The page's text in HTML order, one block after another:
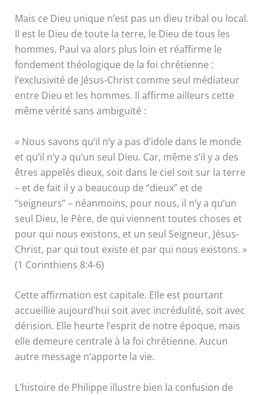
Mais ce Dieu unique n’est pas un dieu tribal ou local.
Il est le Dieu de toute la terre, le Dieu de tous les
hommes. Paul va alors plus loin et réaffirme le
fondement théologique de la foi chrétienne :
l’exclusivité de Jésus-Christ comme seul médiateur
entre Dieu et les hommes. Il affirme ailleurs cette
même vérité sans ambiguïté :
« Nous savons qu’il n’y a pas d’idole dans le monde
et qu’il n’y a qu’un seul Dieu. Car, même s’il y a des
êtres appelés dieux, soit dans le ciel soit sur la terre
– et de fait il y a beaucoup de “dieux” et de
“seigneurs” – néanmoins, pour nous, il n’y a qu’un
seul Dieu, le Père, de qui viennent toutes choses et
pour qui nous existons, et un seul Seigneur, Jésus-
Christ, par qui tout existe et par qui nous existons. »
(1 Corinthiens 8:4-6)
Cette affirmation est capitale. Elle est pourtant
accueillie aujourd’hui soit avec incrédulité, soit avec
dérision. Elle heurte l’esprit de notre époque, mais
elle demeure centrale à la foi chrétienne. Aucun
autre message n’apporte la vie.
L’histoire de Philippe illustre bien la confusion de